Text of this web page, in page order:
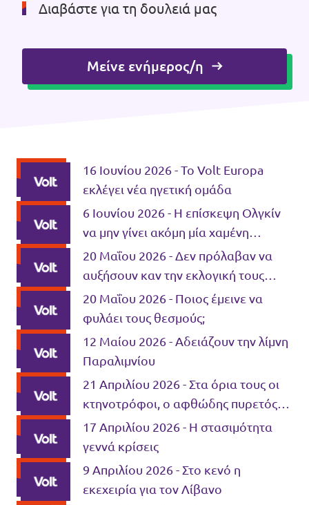
16 Ιουνίου 2026 - Το Volt Europa
εκλέγει νέα ηγετική ομάδα
6 Ιουνίου 2026 - Η επίσκεψη Ολγκίν
να μην γίνει ακόμη μία χαμένη
ευκαιρία
20 Μαΐου 2026 - Δεν πρόλαβαν να
αυξήσουν καν την εκλογική τους
δύναμη και έβγαλαν τις μάσκες.
20 Μαΐου 2026 - Ποιος έμεινε να
φυλάει τους θεσμούς;
12 Μαίου 2026 - Αδειάζουν την λίμνη
Παραλιμνίου
21 Απριλίου 2026 - Στα όρια τους οι
κτηνοτρόφοι, ο αφθώδης πυρετός
ξεφεύγει
17 Απριλίου 2026 - Η στασιμότητα
γεννά κρίσεις
9 Απριλίου 2026 - Στο κενό η
εκεχειρία για τον Λίβανο
Διαβάστε για τη δουλειά μας
Μείνε ενήμερος/η